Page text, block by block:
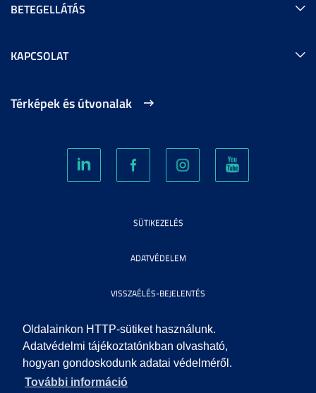
Oldalainkon HTTP-sütiket használunk.
Adatvédelmi tájékoztatónkban olvasható,
hogyan gondoskodunk adatai védelméről.
További információ
BETEGELLÁTÁS
KAPCSOLAT
Térképek és útvonalak
SÜTIKEZELÉS
ADATVÉDELEM
VISSZAÉLÉS-BEJELENTÉS
KÖZÉRDEKŰ ADATOK
IMPRESSZUM